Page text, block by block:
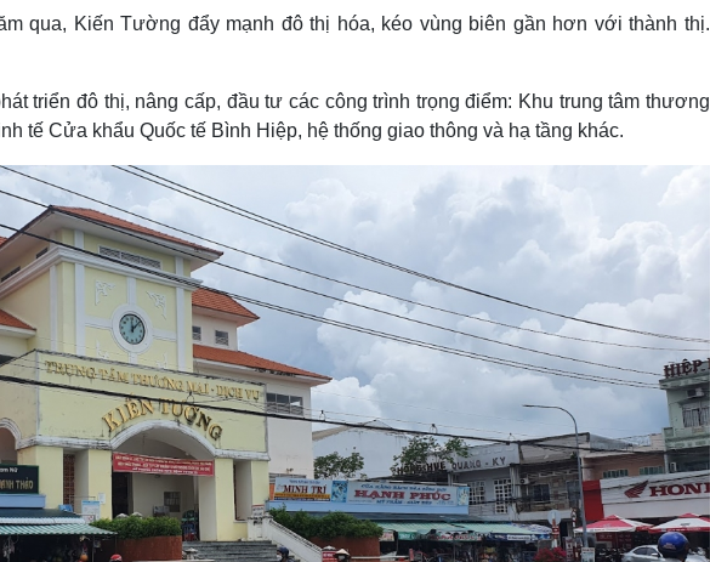
qua, Kiến Tường đẩy mạnh đô thị hóa, kéo vùng biên gần hơn với thành thị.
triển đô thị, nâng cấp, đầu tư các công trình trọng điểm: Khu trung tâm thương
tế Cửa khẩu Quốc tế Bình Hiệp, hệ thống giao thông và hạ tầng khác.